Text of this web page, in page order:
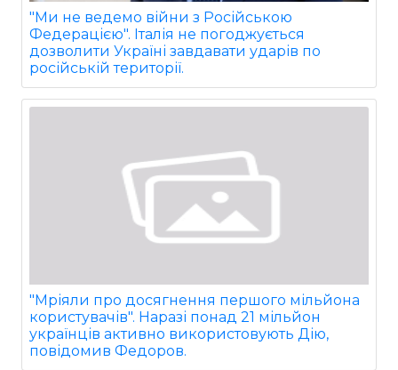
"Ми не ведемо війни з Російською
Федерацією". Італія не погоджується
дозволити Україні завдавати ударів по
російській території.
"Мріяли про досягнення першого мільйона
користувачів". Наразі понад 21 мільйон
українців активно використовують Дію,
повідомив Федоров.